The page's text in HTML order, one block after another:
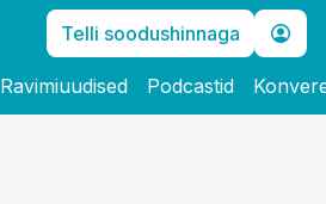
Telli soodushinnaga
Ravimiuudised Podcastid